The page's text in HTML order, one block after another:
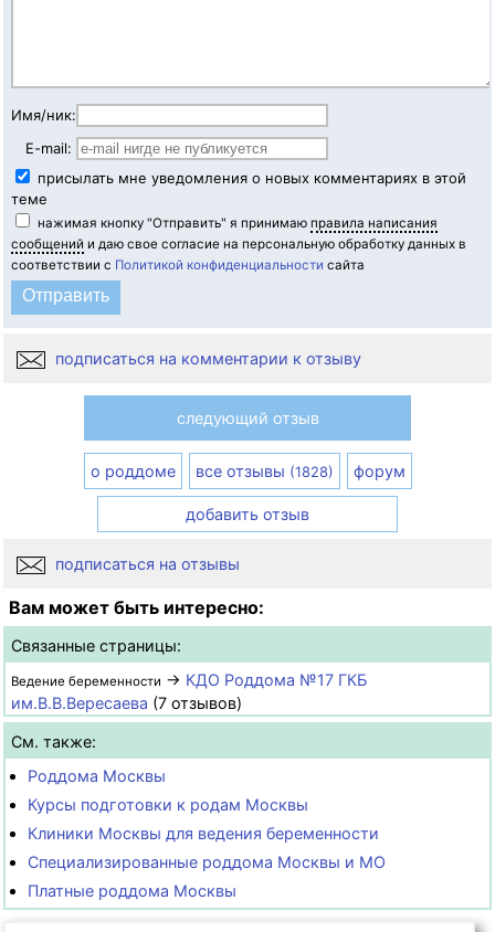
Имя/ник:
E-mail:
присылать мне уведомления о новых комментариях в этой
теме
нажимая кнопку "Отправить" я принимаю правила написания
сообщений и даю свое согласие на персональную обработку данных в
соответствии с Политикой конфиденциальности сайта
подписаться на комментарии к отзыву
следующий отзыв
о роддоме все отзывы (1828) форум
добавить отзыв
подписаться на отзывы
Вам может быть интересно:
Связанные страницы:
Ведение беременности → КДО Роддома №17 ГКБ
им.В.В.Вересаева (7 отзывов)
См. также:
Роддома Москвы
Курсы подготовки к родам Москвы
Клиники Москвы для ведения беременности
Специализированные роддома Москвы и МО
Платные роддома Москвы